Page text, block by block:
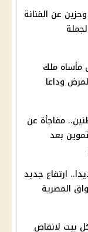
عن الفنانة
مأساه ملك
وداعا
مفاجأة عن
بعد
ارتفاع جديد
المصرية
بيت لانقاص